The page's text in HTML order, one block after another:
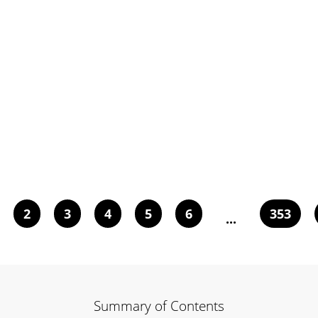
2 3 4 5 6 ... 353
Summary of Contents